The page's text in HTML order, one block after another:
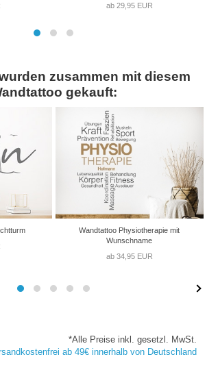
ab 29,95 EUR
zusammen mit diesem
gekauft:
Wandtattoo Physiotherapie mit
Wunschname
ab 34,95 EUR
*Alle Preise inkl. gesetzl. MwSt.
ab 49€ innerhalb von Deutschland